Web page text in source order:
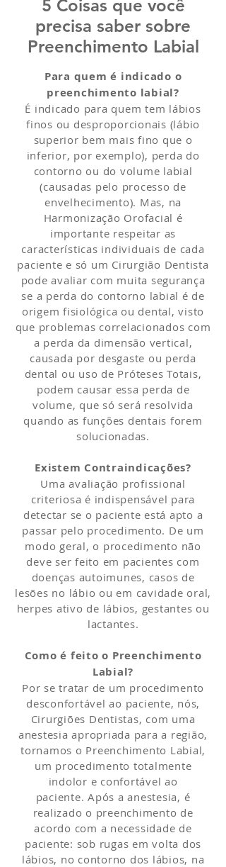
5 Coisas que você
precisa saber sobre
Preenchimento Labial
Para quem é indicado o
preenchimento labial?
É indicado para quem tem lábios
finos ou desproporcionais (lábio
superior bem mais fino que o
inferior, por exemplo), perda do
contorno ou do volume labial
(causadas pelo processo de
envelhecimento). Mas, na
Harmonização Orofacial é
importante respeitar as
características individuais de cada
paciente e só um Cirurgião Dentista
pode avaliar com muita segurança
se a perda do contorno labial é de
origem fisiológica ou dental, visto
que problemas correlacionados com
a perda da dimensão vertical,
causada por desgaste ou perda
dental ou uso de Próteses Totais,
podem causar essa perda de
volume, que só será resolvida
quando as funções dentais forem
solucionadas.
Existem Contraindicações?
Uma avaliação profissional
criteriosa é indispensável para
detectar se o paciente está apto a
passar pelo procedimento. De um
modo geral, o procedimento não
deve ser feito em pacientes com
doenças autoimunes, casos de
lesões no lábio ou em cavidade oral,
herpes ativo de lábios, gestantes ou
lactantes.
Como é feito o Preenchimento
Labial?
Por se tratar de um procedimento
desconfortável ao paciente, nós,
Cirurgiões Dentistas, com uma
anestesia apropriada para a região,
tornamos o Preenchimento Labial,
um procedimento totalmente
indolor e confortável ao
paciente. Após a anestesia, é
realizado o preenchimento de
acordo com a necessidade de
paciente: sob rugas em volta dos
lábios, no contorno dos lábios, na